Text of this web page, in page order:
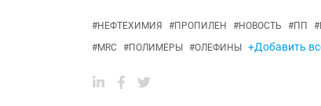
#НЕФТЕХИМИЯ #ПРОПИЛЕН #НОВОСТЬ #ПП #
#MRC #ПОЛИМЕРЫ #ОЛЕФИНЫ +Добавить